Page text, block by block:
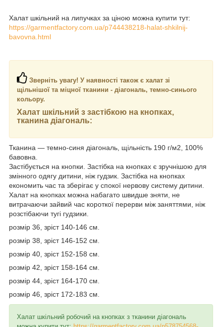
Халат шкільний на липучках за ціною можна купити тут:
https://garmentfactory.com.ua/p744438218-halat-shkilnij-
bavovna.html
Зверніть увагу! У наявності також є халат зі
щільнішої та міцної тканини - діагональ, темно-синього
кольору.
Халат шкільний з застібкою на кнопках,
тканина діагональ:
Тканина ― темно-синя діагональ, щільність 190 г/м2, 100%
бавовна.
Застібується на кнопки. Застібка на кнопках є зручнішою для
змінного одягу дитини, ніж гудзик. Застібка на кнопках
економить час та зберігає у спокої нервову систему дитини.
Халат на кнопках можна набагато швидше зняти, не
витрачаючи зайвий час короткої перерви між заняттями, ніж
розстібаючи тугі гудзики.
розмір 36, зріст 140-146 см.
розмір 38, зріст 146-152 см.
розмір 40, зріст 152-158 см.
розмір 42, зріст 158-164 см.
розмір 44, зріст 164-170 см.
розмір 46, зріст 172-183 см.
Халат шкільний робочий на кнопках з тканини діагональ